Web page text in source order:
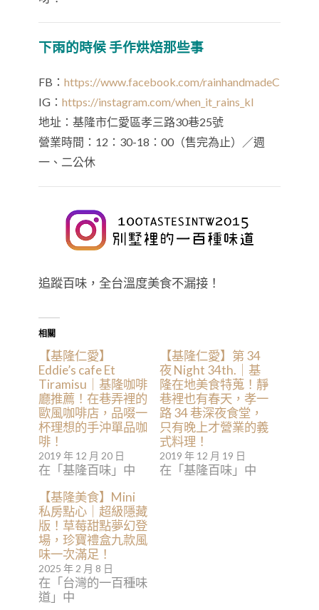
下雨的時候 手作烘焙那些事
FB： https://www.facebook.com/rainhandmadeC
IG： https://instagram.com/when_it_rains_kl
地址：基隆市仁愛區孝三路30巷25號
營業時間：12：30-18：00（售完為止）／週
一、二公休
追蹤百味，全台溫度美食不漏接！
相關
【基隆仁愛】
Eddie’s cafe Et
Tiramisu｜基隆咖啡
廳推薦！在巷弄裡的
歐風咖啡店，品啜一
杯理想的手沖單品咖
啡！
2019 年 12 月 20 日
在「基隆百味」中
【基隆仁愛】第 34
夜 Night 34th.｜基
隆在地美食特蒐！靜
巷裡也有春天，孝一
路 34 巷深夜食堂，
只有晚上才營業的義
式料理！
2019 年 12 月 19 日
在「基隆百味」中
【基隆美食】Mini
私房點心｜超級隱藏
版！草莓甜點夢幻登
場，珍寶禮盒九款風
味一次滿足！
2025 年 2 月 8 日
在「台灣的一百種味
道」中